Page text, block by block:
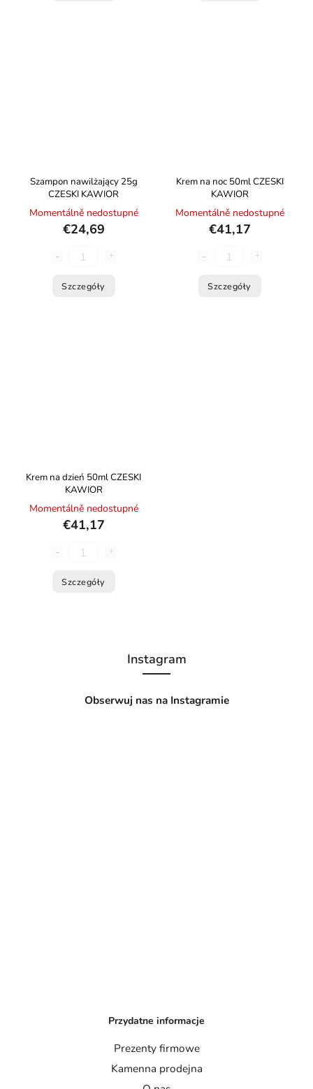
Szampon nawilżający 25g
CZESKI KAWIOR
Momentálně nedostupné
€24,69
Szczegóły
Krem na noc 50ml CZESKI
KAWIOR
Momentálně nedostupné
€41,17
Szczegóły
Krem na dzień 50ml CZESKI
KAWIOR
Momentálně nedostupné
€41,17
Szczegóły
Instagram
Obserwuj nas na Instagramie
Przydatne informacje
Prezenty firmowe
Kamenna prodejna